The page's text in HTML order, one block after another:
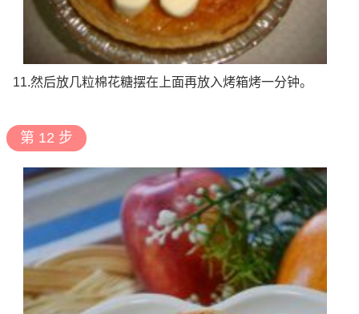
11.然后放几粒棉花糖摆在上面再放入烤箱烤一分钟。
第 12 步